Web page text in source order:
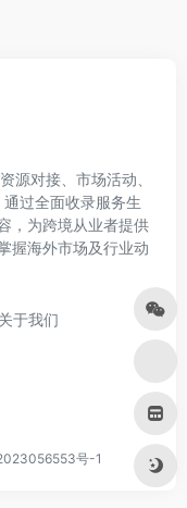
源对接、市场活动、
过全面收录服务生
，为跨境从业者提供
握海外市场及行业动
关于我们
号-1